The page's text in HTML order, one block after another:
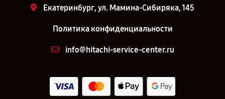
Екатеринбург, ул. Мамина-Сибиряка, 145
Политика конфиденциальности
info@hitachi-service-center.ru